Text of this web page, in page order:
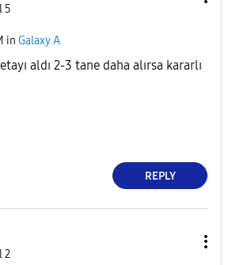
5
in Galaxy A
aldı 2-3 tane daha alırsa kararlı
REPLY
2